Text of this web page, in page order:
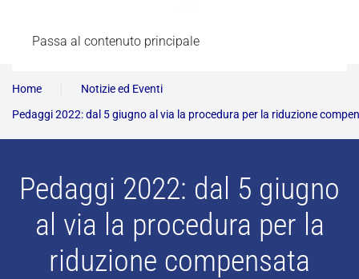
Passa al contenuto principale
Home
Notizie ed Eventi
Pedaggi 2022: dal 5 giugno al via la procedura per la riduzione
Pedaggi 2022: dal 5 giugno
al via la procedura per la
riduzione compensata